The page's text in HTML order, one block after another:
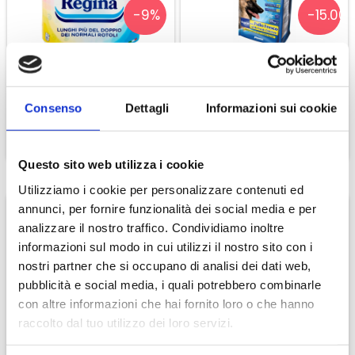
Consenso Dettagli Informazioni sui cookie
Questo sito web utilizza i cookie
Utilizziamo i cookie per personalizzare contenuti ed
annunci, per fornire funzionalità dei social media e per
analizzare il nostro traffico. Condividiamo inoltre
informazioni sul modo in cui utilizzi il nostro sito con i
nostri partner che si occupano di analisi dei dati web,
pubblicità e social media, i quali potrebbero combinarle
con altre informazioni che hai fornito loro o che hanno
raccolto dal tuo utilizzo dei loro servizi.
Grani duri pregiati 100% italiani.
Colore giallo ambrato.
Ruvidità intensa ottenuta grazie al metodo
Consistenza corposa e gusto unico.
Trafilatura al bronzo.
Ideale con
Fusilli, trota salmonata, yogurt e pesto di prezzemolo.
Ingredienti
Semola di grano duro, Acqua
Valori nutrizionali
Valori Nutrizionali Medi
ENERGIA
ENERGIA
-9%
Regina Carta Igienica 8
Rotoloni
€ 11,00 € 10,00
-
Special Dog Premium
Regular Pollo Fresco
€ 23,90 € 20,32
-15.00%
Special Dog Premium
-
Special Dog Premium